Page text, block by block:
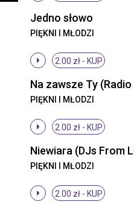
Jedno słowo
PIĘKNI I MŁODZI
2.00 zł - KUP
Na zawsze Ty
PIĘKNI I MŁODZI
2.00 zł - KUP
PIĘKNI I MŁODZI
2.00 zł - KUP